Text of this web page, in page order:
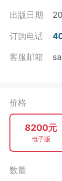
出版日期
订购电话
客服邮箱
价格
8200元
电子版
数量